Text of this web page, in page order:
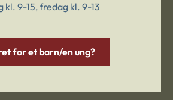
9-15, fredag kl. 9-13
for et barn/en ung?